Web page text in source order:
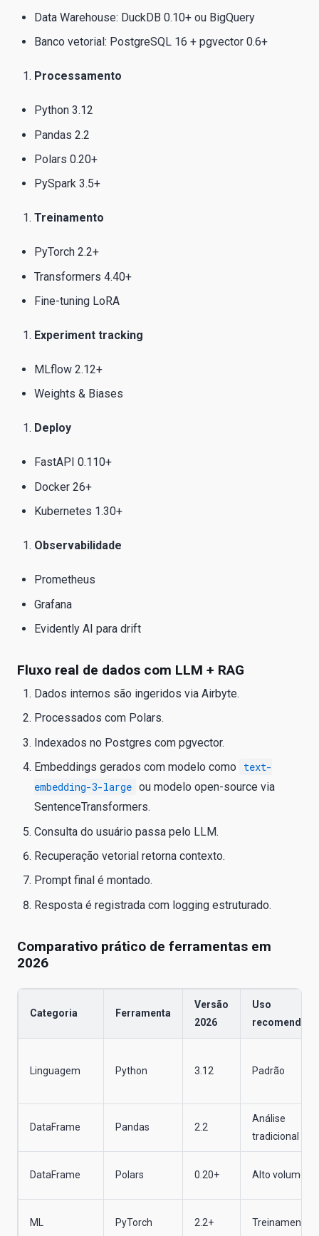
Data Warehouse: DuckDB 0.10+ ou BigQuery
Banco vetorial: PostgreSQL 16 + pgvector 0.6+
Processamento
Python 3.12
Pandas 2.2
Polars 0.20+
PySpark 3.5+
Treinamento
PyTorch 2.2+
Transformers 4.40+
Fine-tuning LoRA
Experiment tracking
MLflow 2.12+
Weights & Biases
Deploy
FastAPI 0.110+
Docker 26+
Kubernetes 1.30+
Observabilidade
Prometheus
Grafana
Evidently AI para drift
Fluxo real de dados com LLM + RAG
Dados internos são ingeridos via Airbyte.
Processados com Polars.
Indexados no Postgres com pgvector.
Embeddings gerados com modelo como text-
embedding-3-large ou modelo open-source via
SentenceTransformers.
Consulta do usuário passa pelo LLM.
Recuperação vetorial retorna contexto.
Prompt final é montado.
Resposta é registrada com logging estruturado.
Comparativo prático de ferramentas em
2026
Categoria Ferramenta
Versão
2026
Uso
recomendado
Linguagem Python 3.12 Padrão
DataFrame Pandas 2.2
Análise
tradicional
DataFrame Polars 0.20+ Alto volume
ML PyTorch 2.2+ Treinamento